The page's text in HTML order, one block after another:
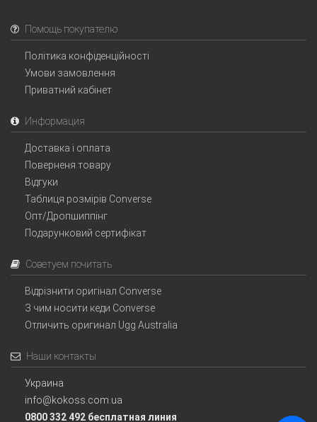
Помощь покупателю
Політика конфіденційності
Умови замовлення
Приватний кабінет
Информация
Доставка і оплата
Поверненя товару
Відгуки
Таблиця розмірів Converse
Опт/Дропшиппінг
Подарунковий сертифікат
Советуем почитать
Відрізнити оригінал Converse
З чим носити кеди Converse
Отличить оригинал Ugg Australia
Наши контакты
Украина
info@kokoss.com.ua
0800 332 492 бесплатная линия